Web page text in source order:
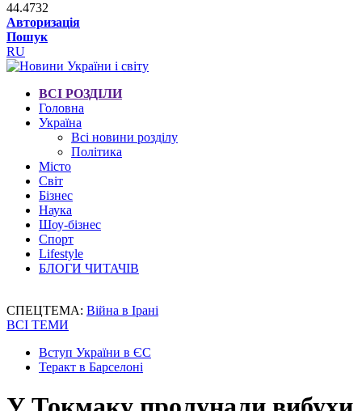
44.4732
Авторизація
Пошук
RU
ВСІ РОЗДІЛИ
Головна
Україна
Всі новини розділу
Політика
Місто
Світ
Бізнес
Наука
Шоу-бізнес
Спорт
Lifestyle
БЛОГИ ЧИТАЧІВ
СПЕЦТЕМА: Війна в Ірані
ВСІ ТЕМИ
Вступ України в ЄС
Теракт в Барселоні